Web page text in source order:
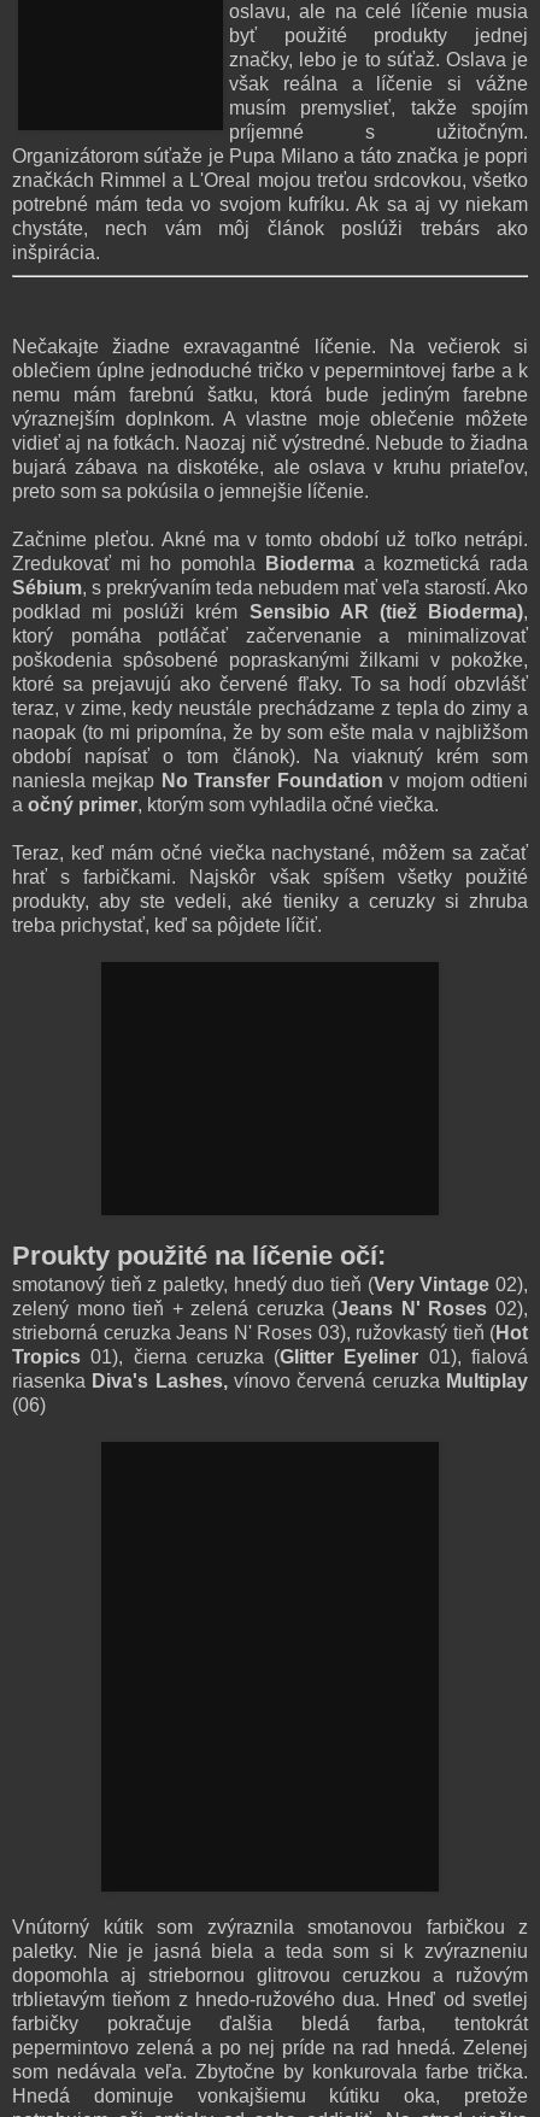
oslavu, ale na celé líčenie musia
byť použité produkty jednej
značky, lebo je to súťaž. Oslava je
však reálna a líčenie si vážne
musím premyslieť, takže spojím
príjemné s užitočným.
Organizátorom súťaže je Pupa Milano a táto značka je popri
značkách Rimmel a L'Oreal mojou treťou srdcovkou, všetko
potrebné mám teda vo svojom kufríku. Ak sa aj vy niekam
chystáte, nech vám môj článok poslúži trebárs ako
inšpirácia.
Nečakajte žiadne exravagantné líčenie. Na večierok si
oblečiem úplne jednoduché tričko v pepermintovej farbe a k
nemu mám farebnú šatku, ktorá bude jediným farebne
výraznejším doplnkom. A vlastne moje oblečenie môžete
vidieť aj na fotkách. Naozaj nič výstredné. Nebude to žiadna
bujará zábava na diskotéke, ale oslava v kruhu priateľov,
preto som sa pokúsila o jemnejšie líčenie.
Začnime pleťou. Akné ma v tomto období už toľko netrápi.
Zredukovať mi ho pomohla
Biodermaa kozmetická rada
Sébium, s prekrývaním teda nebudem mať veľa starostí. Ako
podklad mi poslúži krém Sensibio AR (tiež Bioderma),
ktorý pomáha potláčať začervenanie a minimalizovať
poškodenia spôsobené popraskanými žilkami v pokožke,
ktoré sa prejavujú ako červené fľaky. To sa hodí obzvlášť
teraz, v zime, kedy neustále prechádzame z tepla do zimy a
naopak (to mi pripomína, že by som ešte mala v najbližšom
období napísať o tom článok). Na viaknutý krém som
naniesla mejkap No Transfer Foundation v mojom odtieni
a očný primer, ktorým som vyhladila očné viečka.
Teraz, keď mám očné viečka nachystané, môžem sa začať
hrať s farbičkami. Najskôr však spíšem všetky použité
produkty, aby ste vedeli, aké tieniky a ceruzky si zhruba
treba prichystať, keď sa pôjdete líčiť.
Proukty použité na líčenie očí:
smotanový tieň z paletky, hnedý duo tieň (Very Vintage 02),
zelený mono tieň + zelená ceruzka (Jeans N' Roses 02),
strieborná ceruzka Jeans N' Roses 03), ružovkastý tieň (Hot
Tropics 01), čierna ceruzka (Glitter Eyeliner 01), fialová
riasenka Diva's Lashes,vínovo červená ceruzka Multiplay
(06)
Vnútorný kútik som zvýraznila smotanovou farbičkou z
paletky. Nie je jasná biela a teda som si k zvýrazneniu
dopomohla aj striebornou glitrovou ceruzkou a ružovým
trblietavým tieňom z hnedo-ružového dua. Hneď od svetlej
farbičky pokračuje ďalšia bledá farba, tentokrát
pepermintovo zelená a po nej príde na rad hnedá. Zelenej
som nedávala veľa. Zbytočne by konkurovala farbe trička.
Hnedá dominuje vonkajšiemu kútiku oka, pretože